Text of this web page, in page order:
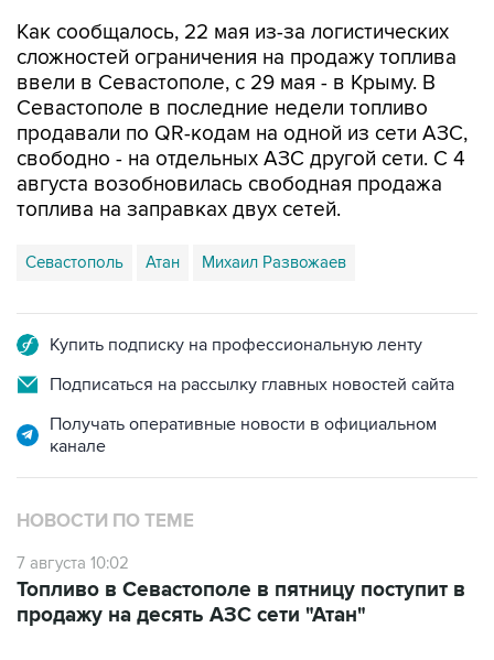
Как сообщалось, 22 мая из-за логистических
сложностей ограничения на продажу топлива
ввели в Севастополе, с 29 мая - в Крыму. В
Севастополе в последние недели топливо
продавали по QR-кодам на одной из сети АЗС,
свободно - на отдельных АЗС другой сети. С 4
августа возобновилась свободная продажа
топлива на заправках двух сетей.
Севастополь Атан Михаил Развожаев
Купить подписку на профессиональную ленту
Подписаться на рассылку главных новостей сайта
Получать оперативные новости в официальном
канале
НОВОСТИ ПО ТЕМЕ
7 августа 10:02
Топливо в Севастополе в пятницу поступит в
продажу на десять АЗС сети "Атан"